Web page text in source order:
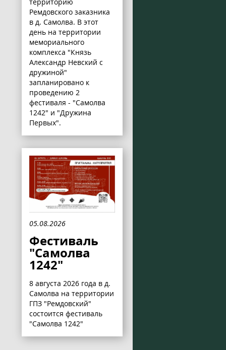
Ремдовского заказника
в д. Самолва. В этот
день на территории
мемориального
комплекса "Князь
Александр Невский с
дружиной"
запланировано к
проведению 2
фестиваля - "Самолва
1242" и "Дружина
Первых".
05.08.2026
Фестиваль
"Самолва
1242"
8 августа 2026 года в д.
Самолва на территории
ГПЗ "Ремдовский"
состоится фестиваль
"Самолва 1242"